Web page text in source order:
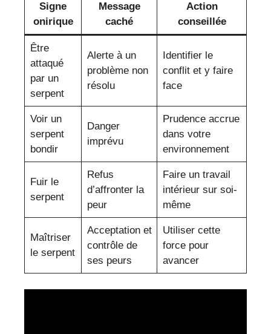
Signe
onirique
Message
caché
Action
conseillée
Être
attaqué
par un
serpent
Alerte à un
problème non
résolu
Identifier le
conflit et y faire
face
Voir un
serpent
bondir
Danger
imprévu
Prudence accrue
dans votre
environnement
Fuir le
serpent
Refus
d’affronter la
peur
Faire un travail
intérieur sur soi-
même
Maîtriser
le serpent
Acceptation et
contrôle de
ses peurs
Utiliser cette
force pour
avancer